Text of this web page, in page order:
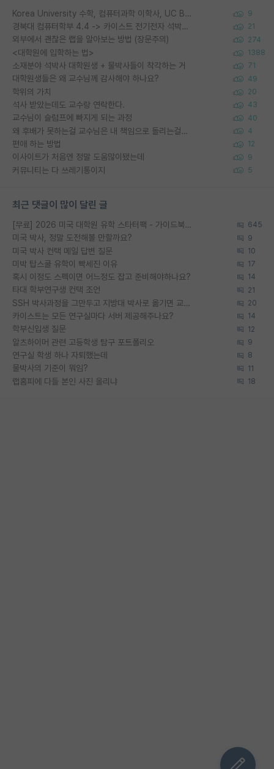
Korea University 수학, 컴퓨터과학 이학사, UC Berkeley 산업공학 대학원 공학박사가 되는 것은 쉽지 않겠죠? 9
경북대 컴퓨터학부 4.4 -> 카이스트 전기전자 석박사통합과정 합격 21
외부에서 괜찮은 랩을 알아보는 방법 (장문주의) 274
<대학원에 입학하는 법> 1388
소재분야 석박사 대학원생 + 물박사들이 착각하는 거 71
대학원생들은 왜 교수님께 감사해야 하나요? 49
학위의 가치 20
석사 받았는데도 교수랑 연락한다. 43
교수님이 슬럼프에 빠지게 되는 과정 40
왜 후배가 못하는걸 교수님은 내 책임으로 돌리는걸까요? 4
편애 하는 방법 12
이사이트가 처음엔 정말 도움많이됐는데 9
커뮤니티는 다 쓰레기통이지 5
최근 댓글이 많이 달린 글
[무료] 2026 미국 대학원 유학 스타터팩 - 가이드북 & 합격자 컨택메일 템플릿 645
미국 박사, 정말 도전해볼 만할까요? 9
미국 박사 컨택 메일 답변 질문 10
미박 탑스쿨 유학이 빡세진 이유 17
혹시 이정도 스펙이면 어느정도 잡고 준비해야하나요? 14
타대 학부연구생 컨택 조언 21
SSH 박사과정을 그만두고 지방대 박사로 옮기면 교수의 꿈은 끝일까요? 20
카이스트는 모든 연구실마다 서버 제공해주나요? 14
학부신입생 질문 12
알츠하이머 관련 고등학생 탐구 포트폴리오 9
연구실 학생 하나 자퇴했는데 8
물박사의 기준이 뭐임? 11
랩홈피에 다들 본인 사진 올리냐 18